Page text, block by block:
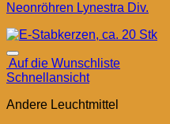
Neonröhren Lynestra Div.
Auf die Wunschliste
Schnellansicht
Andere Leuchtmittel